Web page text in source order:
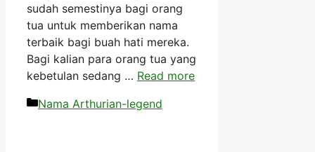
sudah semestinya bagi orang
tua untuk memberikan nama
terbaik bagi buah hati mereka.
Bagi kalian para orang tua yang
kebetulan sedang … Read more
Kategori
Nama Arthurian-legend